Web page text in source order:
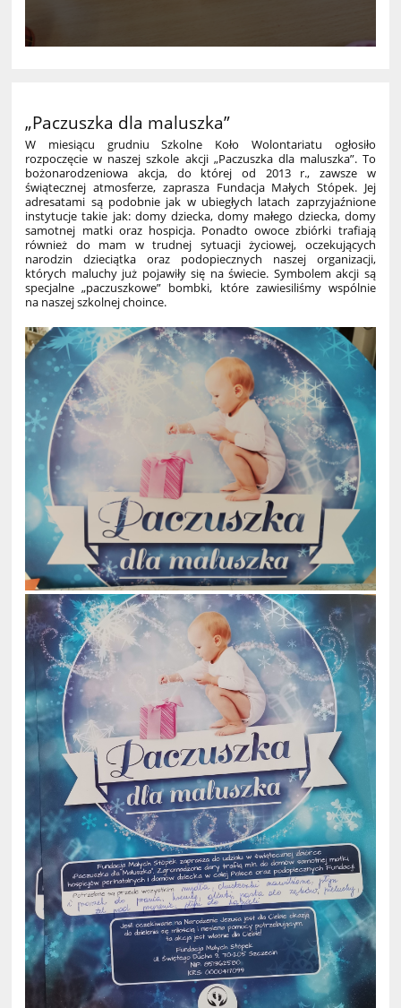
„Paczuszka dla maluszka”
W miesiącu grudniu Szkolne Koło Wolontariatu ogłosiło
rozpoczęcie w naszej szkole akcji „Paczuszka dla maluszka”. To
bożonarodzeniowa akcja, do której od 2013 r., zawsze w
świątecznej atmosferze, zaprasza Fundacja Małych Stópek. Jej
adresatami są podobnie jak w ubiegłych latach zaprzyjaźnione
instytucje takie jak: domy dziecka, domy małego dziecka, domy
samotnej matki oraz hospicja. Ponadto owoce zbiórki trafiają
również do mam w trudnej sytuacji życiowej, oczekujących
narodzin dzieciątka oraz podopiecznych naszej organizacji,
których maluchy już pojawiły się na świecie. Symbolem akcji są
specjalne „paczuszkowe” bombki, które zawiesiliśmy wspólnie
na naszej szkolnej choince.